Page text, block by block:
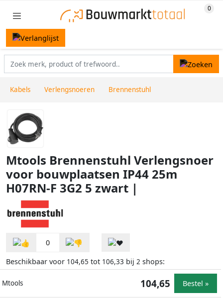
Kabels Verlengsnoeren Brennenstuhl
Mtools Brennenstuhl Verlengsnoer
voor bouwplaatsen IP44 25m
H07RN-F 3G2 5 zwart |
0
Beschikbaar voor 104,65 tot 106,33 bij 2 shops:
Mtools 104,65 Bestel »